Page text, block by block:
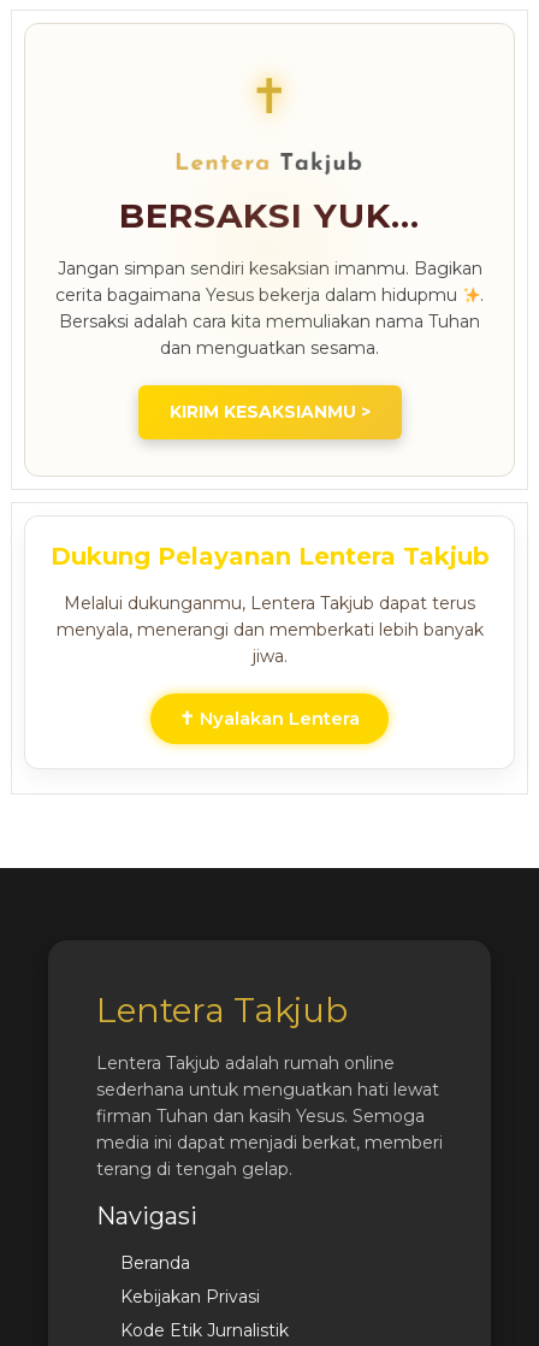
✝
BERSAKSI YUK...
Jangan simpan sendiri kesaksian imanmu. Bagikan
cerita bagaimana Yesus bekerja dalam hidupmu
.
Bersaksi adalah cara kita memuliakan nama Tuhan
dan menguatkan sesama.
KIRIM KESAKSIANMU >
Dukung Pelayanan Lentera Takjub
Melalui dukunganmu, Lentera Takjub dapat terus
menyala, menerangi dan memberkati lebih banyak
jiwa.
✝ Nyalakan Lentera
Lentera Takjub
Lentera Takjub adalah rumah online
sederhana untuk menguatkan hati lewat
firman Tuhan dan kasih Yesus. Semoga
media ini dapat menjadi berkat, memberi
terang di tengah gelap.
Navigasi
Beranda
Kebijakan Privasi
Kode Etik Jurnalistik